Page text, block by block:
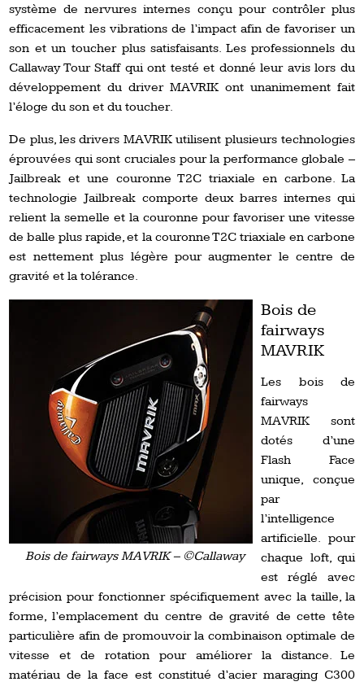
système de nervures internes conçu pour contrôler plus
efficacement les vibrations de l’impact afin de favoriser un
son et un toucher plus satisfaisants. Les professionnels du
Callaway Tour Staff qui ont testé et donné leur avis lors du
développement du driver MAVRIK ont unanimement fait
l’éloge du son et du toucher.
De plus, les drivers MAVRIK utilisent plusieurs technologies
éprouvées qui sont cruciales pour la performance globale –
Jailbreak et une couronne T2C triaxiale en carbone. La
technologie Jailbreak comporte deux barres internes qui
relient la semelle et la couronne pour favoriser une vitesse
de balle plus rapide, et la couronne T2C triaxiale en carbone
est nettement plus légère pour augmenter le centre de
gravité et la tolérance.
Bois de fairways MAVRIK – ©Callaway
Bois de
fairways
MAVRIK
Les bois de
fairways
MAVRIK sont
dotés d’une
Flash Face
unique, conçue
par
l’intelligence
artificielle. pour
chaque loft, qui
est réglé avec
précision pour fonctionner spécifiquement avec la taille, la
forme, l’emplacement du centre de gravité de cette tête
particulière afin de promouvoir la combinaison optimale de
vitesse et de rotation pour améliorer la distance. Le
matériau de la face est constitué d’acier maraging C300